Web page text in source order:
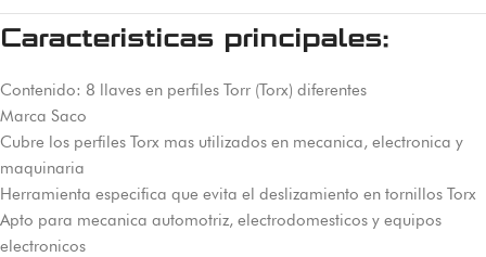
Caracteristicas principales:
Contenido: 8 llaves en perfiles Torr (Torx) diferentes
Marca Saco
Cubre los perfiles Torx mas utilizados en mecanica, electronica y
maquinaria
Herramienta especifica que evita el deslizamiento en tornillos Torx
Apto para mecanica automotriz, electrodomesticos y equipos
electronicos